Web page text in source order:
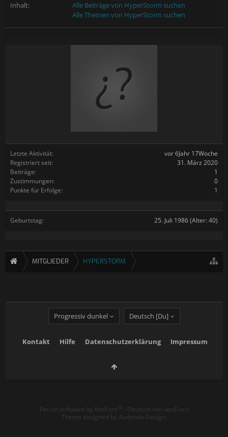
Letzte Aktivität:
vor 6Jahr 17Woche
Registriert seit:
31. März 2020
Beiträge:
1
Zustimmungen:
0
Punkte für Erfolge:
1
Geburtstag: 25. Juli 1986(Alter: 40)
Inhalt:
Alle Beiträge von HyperStorm suchen
Alle Themen von HyperStorm suchen
MITGLIEDER HYPERSTORM
Progressiv dunkel Deutsch [Du]
Kontakt Hilfe Datenschutzerklärung Impressum
Forum software by XenForo™ - Deutsch von xenDach
Theme designed by Audentio Design.